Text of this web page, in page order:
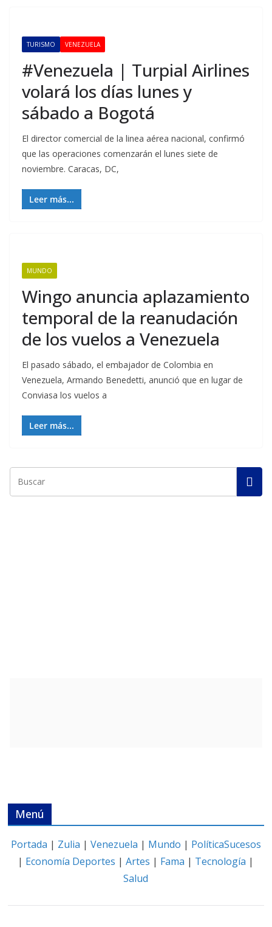
TURISMO VENEZUELA
#Venezuela | Turpial Airlines
volará los días lunes y
sábado a Bogotá
El director comercial de la linea aérea nacional, confirmó
que las operaciones comenzarán el lunes siete de
noviembre. Caracas, DC,
Leer más...
MUNDO
Wingo anuncia aplazamiento
temporal de la reanudación
de los vuelos a Venezuela
El pasado sábado, el embajador de Colombia en
Venezuela, Armando Benedetti, anunció que en lugar de
Conviasa los vuelos a
Leer más...
Menú
Portada | Zulia | Venezuela | Mundo | PolíticaSucesos
| Economía Deportes |Artes | Fama | Tecnología |
Salud